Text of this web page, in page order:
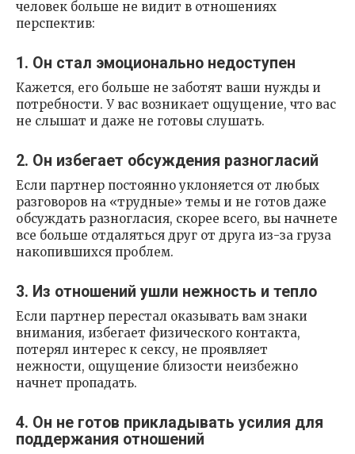
человек больше не видит в отношениях
перспектив:
1. Он стал эмоционально недоступен
Кажется, его больше не заботят ваши нужды и
потребности. У вас возникает ощущение, что вас
не слышат и даже не готовы слушать.
2. Он избегает обсуждения разногласий
Если партнер постоянно уклоняется от любых
разговоров на «трудные» темы и не готов даже
обсуждать разногласия, скорее всего, вы начнете
все больше отдаляться друг от друга из-за груза
накопившихся проблем.
3. Из отношений ушли нежность и тепло
Если партнер перестал оказывать вам знаки
внимания, избегает физического контакта,
потерял интерес к сексу, не проявляет
нежности, ощущение близости неизбежно
начнет пропадать.
4. Он не готов прикладывать усилия для
поддержания отношений